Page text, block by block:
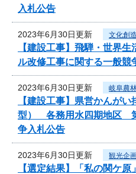
入札公告
2023年6月30日更新 文化創
【建設工事】飛騨・世界
ル改修工事に関する一般競
2023年6月30日更新 岐阜農
【建設工事】県営かんが
型） 各務用水四期地区
争入札公告
2023年6月30日更新 観光企
【選定結果】「私の関ケ